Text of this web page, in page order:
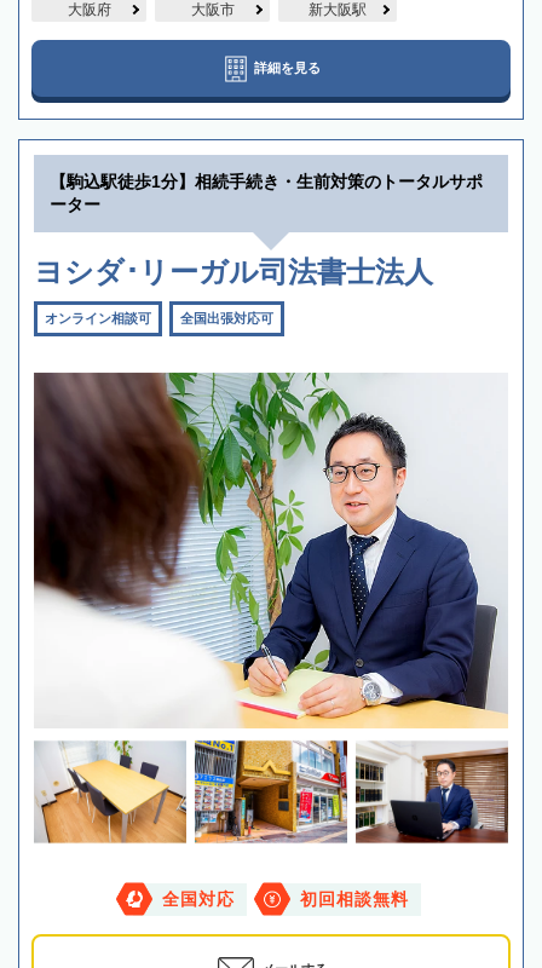
大阪府 大阪市 新大阪駅
詳細を見る
【駒込駅徒歩1分】相続手続き・生前対策のトータルサポ
ーター
ヨシダ･リーガル司法書士法人
オンライン相談可 全国出張対応可
全国対応 初回相談無料